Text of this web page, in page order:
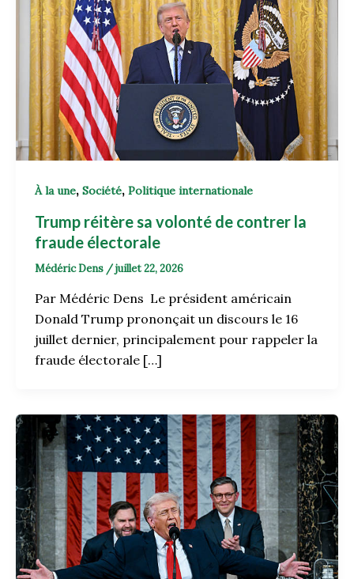
À la une, Société, Politique internationale
Trump réitère sa volonté de contrer la
fraude électorale
Médéric Dens /juillet 22, 2026
Par Médéric Dens Le président américain
Donald Trump prononçait un discours le 16
juillet dernier, principalement pour rappeler la
fraude électorale […]